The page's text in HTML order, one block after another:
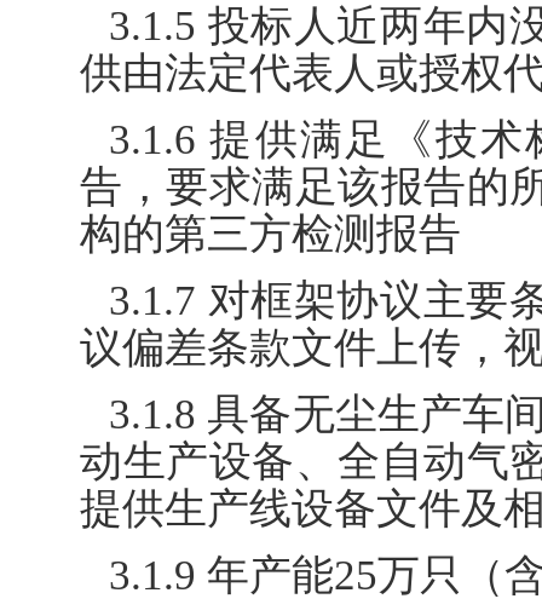
3.1.5 投标人近两年内
供由法定代表人或授权
3.1.6 提供满足《技
告，要求满足该报告的
构的第三方检测报告
3.1.7 对框架协议主要
议偏差条款文件上传，
3.1.8 具备无尘生产车
动生产设备、全自动气
提供生产线设备文件及
3.1.9 年产能25万只（